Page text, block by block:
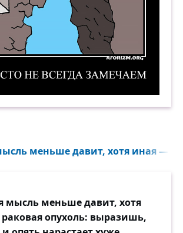
меньше давит, хотя иная —
мысль меньше давит, хотя
опухоль: выразишь,